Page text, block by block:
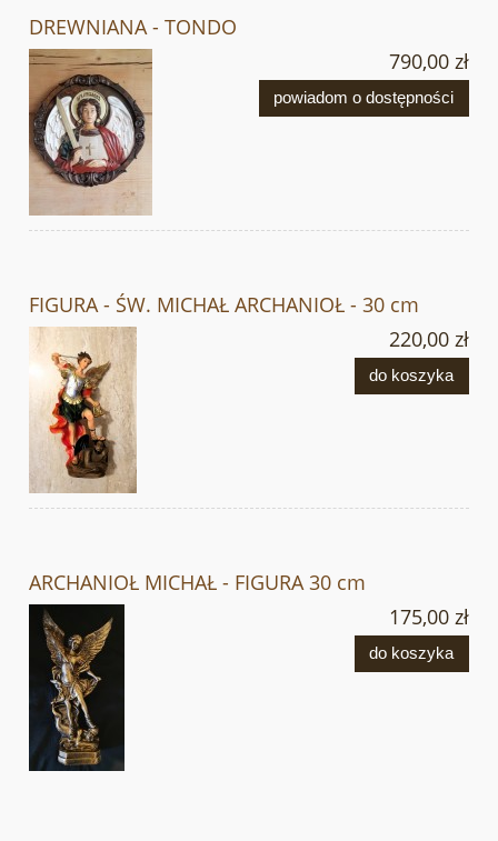
DREWNIANA - TONDO
790,00 zł
powiadom o dostępności
FIGURA - ŚW. MICHAŁ ARCHANIOŁ - 30 cm
220,00 zł
do koszyka
ARCHANIOŁ MICHAŁ - FIGURA 30 cm
175,00 zł
do koszyka